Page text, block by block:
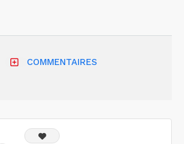
COMMENTAIRES